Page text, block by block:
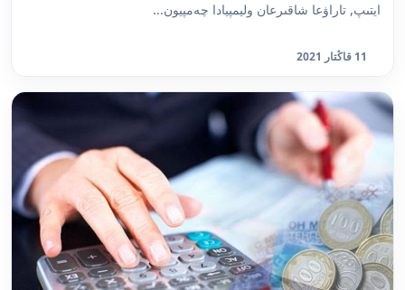
ايتىپ, تاراۋعا شاقىرعان وليمپيادا چەمپيون...
11 قاڭتار 2021